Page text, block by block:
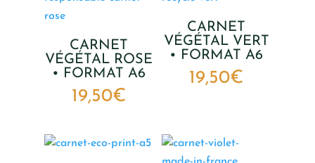
CARNET
VÉGÉTAL ROSE
• FORMAT A6
19,50€
CARNET
VÉGÉTAL VERT
• FORMAT A6
19,50€